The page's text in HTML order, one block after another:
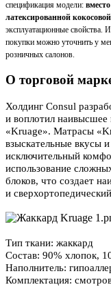
спецификация модели:
латексированной
эксплуатационные
покупки можно уточнить у
розничных салонов.
О торговой
Холдинг Consul
и воплотил наивысшее
«Kruage». Матрасы
взыскательные вкусы
исключительный
использование
блоков, что создает
и
Тип ткани: жаккард
Состав: 90% хлопок,
Наполнитель:
Комплектация: